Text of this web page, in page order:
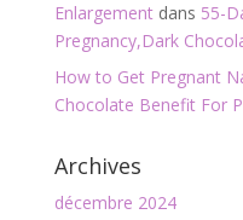
Enlargementdans 55-
Pregnancy,Dark
How to Get Pregnant
Chocolate Benefit For
Archives
décembre 2024